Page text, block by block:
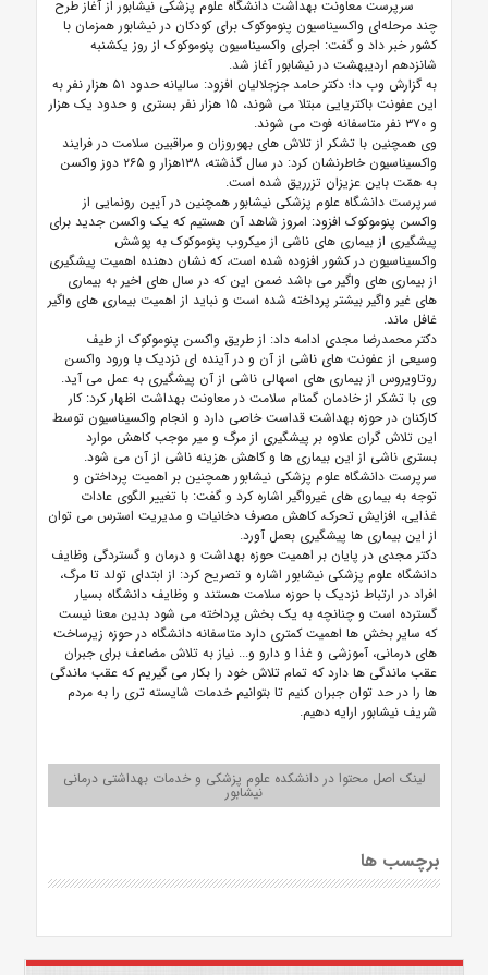
سرپرست معاونت بهداشت دانشگاه علوم پزشکی نیشابور از آغاز طرح
چند مرحله‌ای واکسیناسیون پنوموکوک برای کودکان در نیشابور همزمان با
کشور خبر داد و گفت: اجرای واکسیناسیون پنوموکوک از روز یکشنبه
شانزدهم اردیبهشت در نیشابور آغاز شد.
به گزارش وب دا؛ دکتر حامد جزجلالیان افزود: سالیانه حدود ۵۱ هزار نفر به
این عفونت باکتریایی مبتلا می شوند، ۱۵ هزار نفر بستری و حدود یک هزار
و ۳۷۰ نفر متاسفانه فوت می شوند.
وی همچنین با تشکر از تلاش های بهوروزان و مراقبین سلامت در فرایند
واکسیناسیون خاطرنشان کرد: در سال گذشته، ۱۳۸هزار و ۲۶۵ دوز واکسن
به همّت باین عزیزان تزرریق شده است.
سرپرست دانشگاه علوم پزشکی نیشابور همچنین در آیین رونمایی از
واکسن پنوموکوک افزود: امروز شاهد آن هستیم که یک واکسن جدید برای
پیشگیری از بیماری های ناشی از میکروب پنوموکوک به پوشش
واکسیناسیون در کشور افزوده شده است، که نشان دهنده اهمیت پیشگیری
از بیماری های واگیر می باشد ضمن این که در سال های اخیر به بیماری
های غیر واگیر بیشتر پرداخته شده است و نباید از اهمیت بیماری های واگیر
غافل ماند.
دکتر محمدرضا مجدی ادامه داد: از طریق واکسن پنوموکوک از طیف
وسیعی از عفونت های ناشی از آن و در آینده ای نزدیک با ورود واکسن
روتاویروس از بیماری های اسهالی ناشی از آن پیشگیری به عمل می آید.
وی با تشکر از خادمان گمنام سلامت در معاونت بهداشت اظهار کرد: کار
کارکنان در حوزه بهداشت قداست خاصی دارد و انجام واکسیناسیون توسط
این تلاش گران علاوه بر پیشگیری از مرگ و میر موجب کاهش موارد
بستری ناشی از این بیماری ها و کاهش هزینه ناشی از آن می شود.
سرپرست دانشگاه علوم پزشکی نیشابور همچنین بر اهمیت پرداختن و
توجه به بیماری های غیرواگیر اشاره کرد و گفت: با تغییر الگوی عادات
غذایی، افزایش تحرک، کاهش مصرف دخانیات و مدیریت استرس می توان
از این بیماری ها پیشگیری بعمل آورد.
دکتر مجدی در پایان بر اهمیت حوزه بهداشت و درمان و گستردگی وظایف
دانشگاه علوم پزشکی نیشابور اشاره و تصریح کرد: از ابتدای تولد تا مرگ،
افراد در ارتباط نزدیک با حوزه سلامت هستند و وظایف دانشگاه بسیار
گسترده است و چنانچه به یک بخش پرداخته می شود بدین معنا نیست
که سایر بخش ها اهمیت کمتری دارد متاسفانه دانشگاه در حوزه زیرساخت
های درمانی، آموزشی و غذا و دارو و... نیاز به تلاش مضاعف برای جبران
عقب ماندگی ها دارد که تمام تلاش خود را بکار می گیریم که عقب ماندگی
ها را در حد توان جبران کنیم تا بتوانیم خدمات شایسته تری را به مردم
شریف نیشابور ارایه دهیم.
لینک اصل محتوا در دانشکده علوم پزشکی و خدمات بهداشتی درمانی
نیشابور
برچسب ها